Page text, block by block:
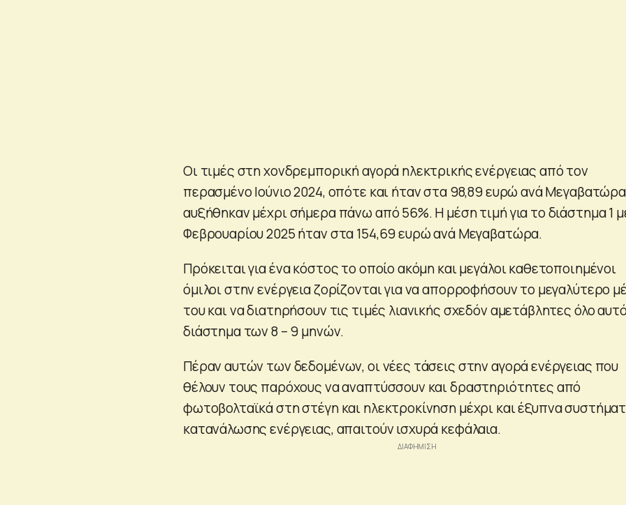
Οι τιμές στη χονδρεμπορική αγορά ηλεκτρικής ενέργειας από τον
περασμένο Ιούνιο 2024, οπότε και ήταν στα 98,89 ευρώ ανά Μεγαβατώρα
αυξήθηκαν μέχρι σήμερα πάνω από 56%. Η μέση τιμή για το διάστημα 1
Φεβρουαρίου 2025 ήταν στα 154,69 ευρώ ανά Μεγαβατώρα.
Πρόκειται για ένα κόστος το οποίο ακόμη και μεγάλοι καθετοποιημένοι
όμιλοι στην ενέργεια ζορίζονται για να απορροφήσουν το μεγαλύτερο
του και να διατηρήσουν τις τιμές λιανικής σχεδόν αμετάβλητες όλο
διάστημα των 8 – 9 μηνών.
Πέραν αυτών των δεδομένων, οι νέες τάσεις στην αγορά ενέργειας που
θέλουν τους παρόχους να αναπτύσσουν και δραστηριότητες από
φωτοβολταϊκά στη στέγη και ηλεκτροκίνηση μέχρι και έξυπνα
κατανάλωσης ενέργειας, απαιτούν ισχυρά κεφάλαια.